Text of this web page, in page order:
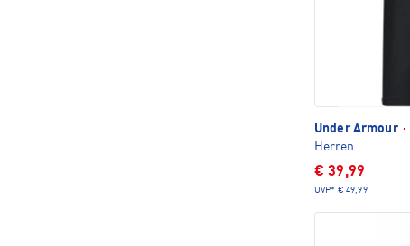
Under Armour ·
Herren
€ 39,99
UVP* € 49,99